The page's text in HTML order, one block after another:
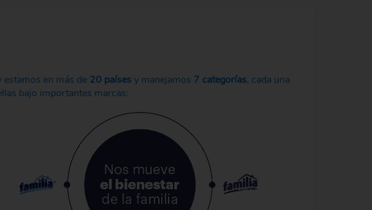
estamos en más de 20 paísesy manejamos 7 categorías, cada una
bajo importantes marcas: